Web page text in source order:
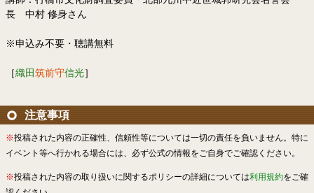
長 中村 修身さん
※申込み不要・聴講無料
［織田筑前守信光］
注意事項
※投稿された内容の正確性、信頼性等については一切の責任を負いません。特に
イベント等へ行かれる場合には、必ず公式の情報をご自身でご確認ください。
※投稿された内容の取り扱いに関するポリシーの詳細については利用規約をご確